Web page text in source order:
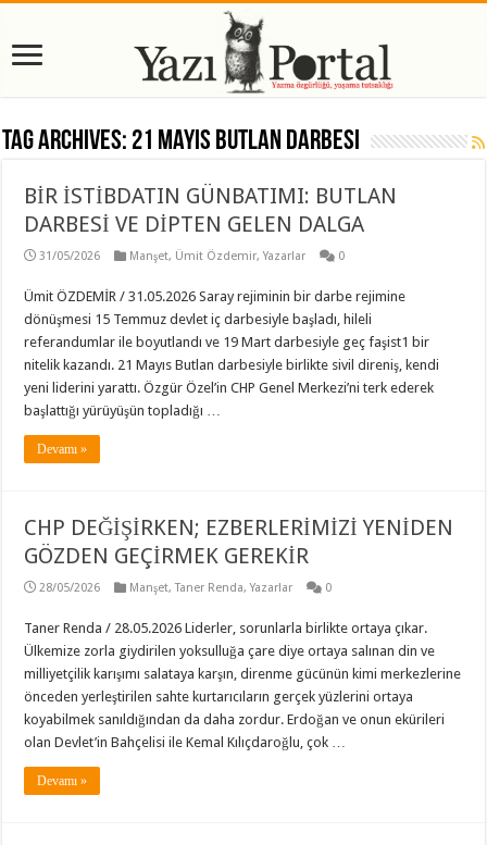
Tag Archives: 21 Mayıs Butlan Darbesi
BİR İSTİBDATIN GÜNBATIMI: BUTLAN
DARBESİ VE DİPTEN GELEN DALGA
31/05/2026 Manşet, Ümit Özdemir,Yazarlar 0
Ümit ÖZDEMİR / 31.05.2026 Saray rejiminin bir darbe rejimine
dönüşmesi 15 Temmuz devlet iç darbesiyle başladı, hileli
referandumlar ile boyutlandı ve 19 Mart darbesiyle geç faşist1 bir
nitelik kazandı. 21 Mayıs Butlan darbesiyle birlikte sivil direniş, kendi
yeni liderini yarattı. Özgür Özel’in CHP Genel Merkezi’ni terk ederek
başlattığı yürüyüşün topladığı …
Devamı »
CHP DEĞİŞİRKEN; EZBERLERİMİZİ YENİDEN
GÖZDEN GEÇİRMEK GEREKİR
28/05/2026 Manşet,Taner Renda,Yazarlar 0
Taner Renda / 28.05.2026 Liderler, sorunlarla birlikte ortaya çıkar.
Ülkemize zorla giydirilen yoksulluğa çare diye ortaya salınan din ve
milliyetçilik karışımı salataya karşın, direnme gücünün kimi merkezlerine
önceden yerleştirilen sahte kurtarıcıların gerçek yüzlerini ortaya
koyabilmek sanıldığından da daha zordur. Erdoğan ve onun ekürileri
olan Devlet’in Bahçelisi ile Kemal Kılıçdaroğlu, çok …
Devamı »